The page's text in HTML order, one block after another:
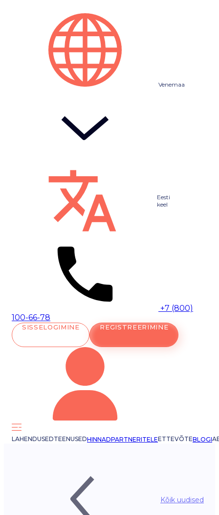
Venemaa
Eesti
keel
+7 (800)
100-66-78
SISSELOGIMINE REGISTREERIMINE
LAHENDUSEDTEENUSEDHINNADPARTNERITELEETTEVÕTEBLOGI
Kõik uudised